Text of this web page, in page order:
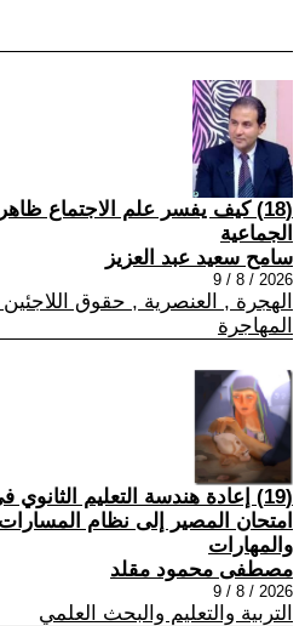
(18) كيف يفسر علم الاجتماع
الجماعية
سامح سعيد عبد العزيز
2026 / 8 / 9
الهجرة , العنصرية , حقوق اللاجئين
المهاجرة
(19) إعادة هندسة التعليم
امتحان المصير إلى نظام
والمهارات
مصطفى محمود مقلد
2026 / 8 / 9
التربية والتعليم والبحث العلمي